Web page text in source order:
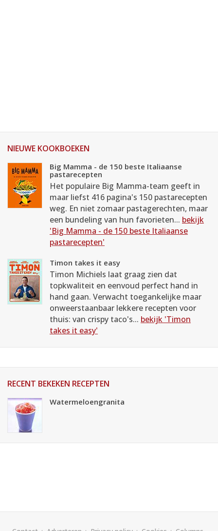
NIEUWE KOOKBOEKEN
Big Mamma - de 150 beste Italiaanse
pastarecepten
Het populaire Big Mamma-team geeft in
maar liefst 416 pagina's 150 pastarecepten
weg. En niet zomaar pastagerechten, maar
een bundeling van hun favorieten... bekijk
'Big Mamma - de 150 beste Italiaanse
pastarecepten'
Timon takes it easy
Timon Michiels laat graag zien dat
topkwaliteit en eenvoud perfect hand in
hand gaan. Verwacht toegankelijke maar
onweerstaanbaar lekkere recepten voor
thuis: van crispy taco's... bekijk 'Timon
takes it easy'
RECENT BEKEKEN RECEPTEN
Watermeloengranita